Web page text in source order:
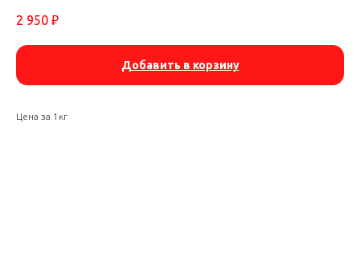
2 950 ₽
Добавить в корзину
Цена за 1кг